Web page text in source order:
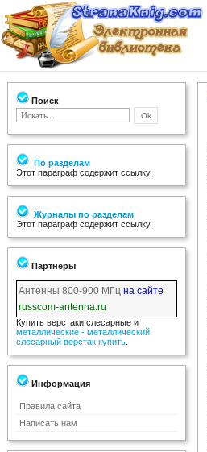
Поиск
По разделам
Этот параграф содержит ссылку.
Журналы по разделам
Этот параграф содержит ссылку.
Партнеры
Антенны 800-900 МГц на сайте
russcom-antenna.ru
Купить верстаки слесарные и
металлические - металлический
слесарный верстак купить
Информация
Правила сайта
Написать нам